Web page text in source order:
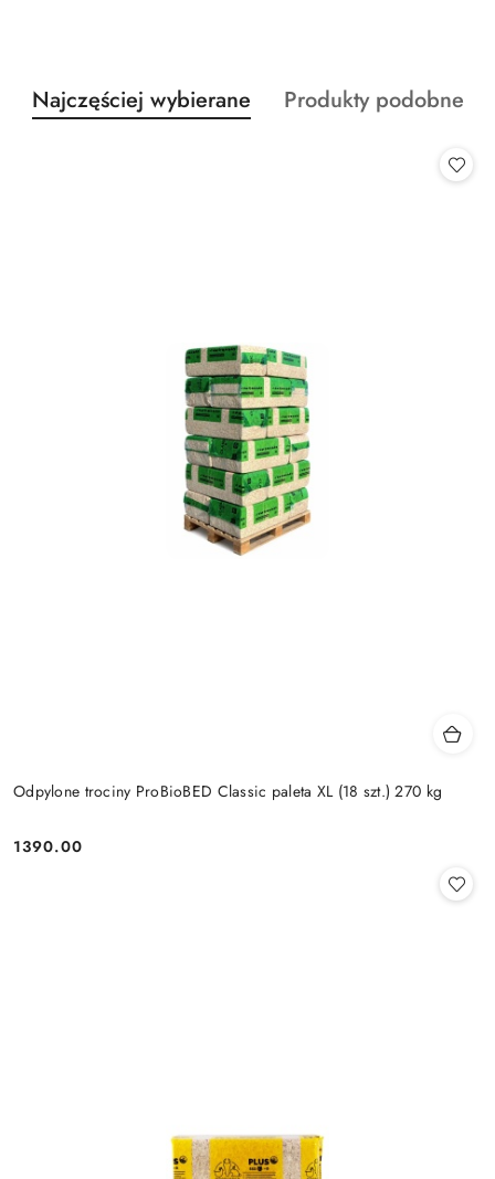
Pomiń karuzelę produktów
Produkty
o
Najczęściej wybierane
Produkty
Produkty podobne
Odpylone trociny ProBioBED Classic paleta XL (18 szt.) 270 kg
Cena:
1390.00